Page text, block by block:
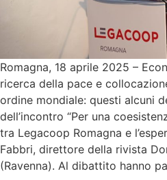
Romagna, 18 aprile 2025 –
ricerca della pace e
ordine mondiale: questi alcuni
dell’incontro “Per una
tra Legacoop Romagna e
Fabbri, direttore della rivista
(Ravenna). Al dibattito hanno